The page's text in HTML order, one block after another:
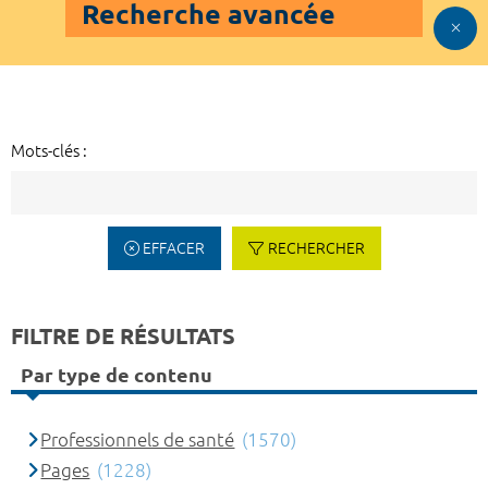
Recherche avancée
Mots-clés :
EFFACER RECHERCHER
FILTRE DE RÉSULTATS
Par type de contenu
Professionnels de santé (1570)
Pages (1228)